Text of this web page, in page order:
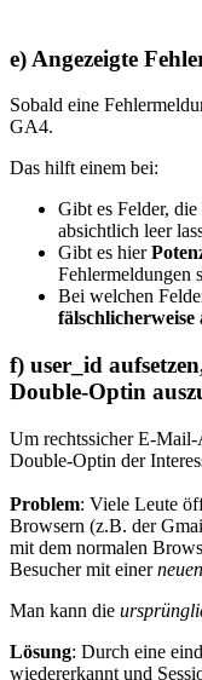
e) Angezeigte
Sobald eine
GA4.
Das hilft einem bei:
Gibt es Felder,
absichtlich leer
Gibt es hier
Fehlermeldungen
Bei welchen
fälschlicherweise
f) user_id
Double-Optin
Um rechtssicher E-Mail-
Double-Optin der
Problem: Viele Leute
Browsern (z.B. der
mit dem normalen
Besucher mit einerneuen
Man kann die
Lösung: Durch eine
wiedererkannt und